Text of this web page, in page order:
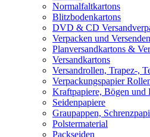
Normalfaltkartons
Blitzbodenkartons
DVD & CD
Verpacken und Versenden
Planversandkartons &
Versandkartons
Versandrollen, Trapez-,
Verpackungspapier
Kraftpapiere, Bögen und
Seidenpapiere
Graupappen,
Polstermaterial
Packseiden